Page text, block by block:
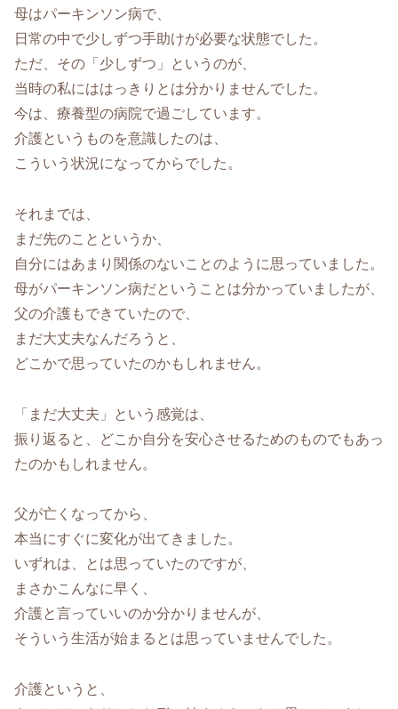
母はパーキンソン病で、
日常の中で少しずつ手助けが必要な状態でした。
ただ、その「少しずつ」というのが、
当時の私にははっきりとは分かりませんでした。
今は、療養型の病院で過ごしています。
介護というものを意識したのは、
こういう状況になってからでした。
それまでは、
まだ先のことというか、
自分にはあまり関係のないことのように思っていました。
母がパーキンソン病だということは分かっていましたが、
父の介護もできていたので、
まだ大丈夫なんだろうと、
どこかで思っていたのかもしれません。
「まだ大丈夫」という感覚は、
振り返ると、どこか自分を安心させるためのものでもあっ
たのかもしれません。
父が亡くなってから、
本当にすぐに変化が出てきました。
いずれは、とは思っていたのですが、
まさかこんなに早く、
介護と言っていいのか分かりませんが、
そういう生活が始まるとは思っていませんでした。
介護というと、